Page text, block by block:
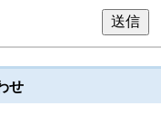
送信
せ